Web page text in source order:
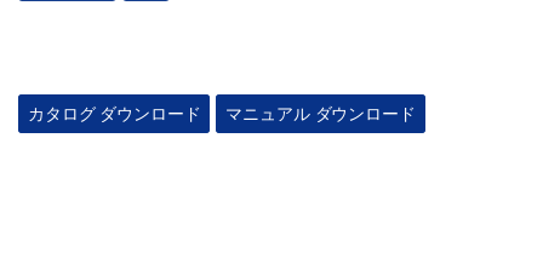
カタログ ダウンロード マニュアル ダウンロード